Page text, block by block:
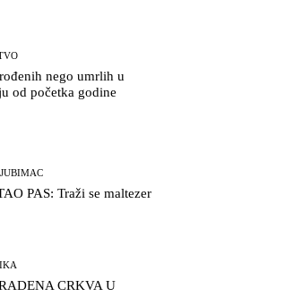
nego umrlih u
od početka godine
PAS: Traži se maltezer
CRKVA U